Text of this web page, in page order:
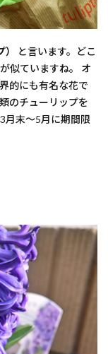
と言います。どこ
似ていますね。 オ
的にも有名な花で
のチューリップを
月末～5月に期間限